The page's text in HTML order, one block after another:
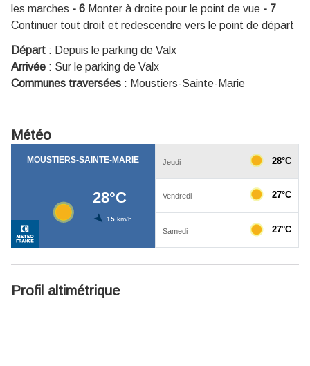
les marches - 6 Monter à droite pour le point de vue - 7
Continuer tout droit et redescendre vers le point de départ
Départ : Depuis le parking de Valx
Arrivée : Sur le parking de Valx
Communes traversées : Moustiers-Sainte-Marie
Météo
Profil altimétrique